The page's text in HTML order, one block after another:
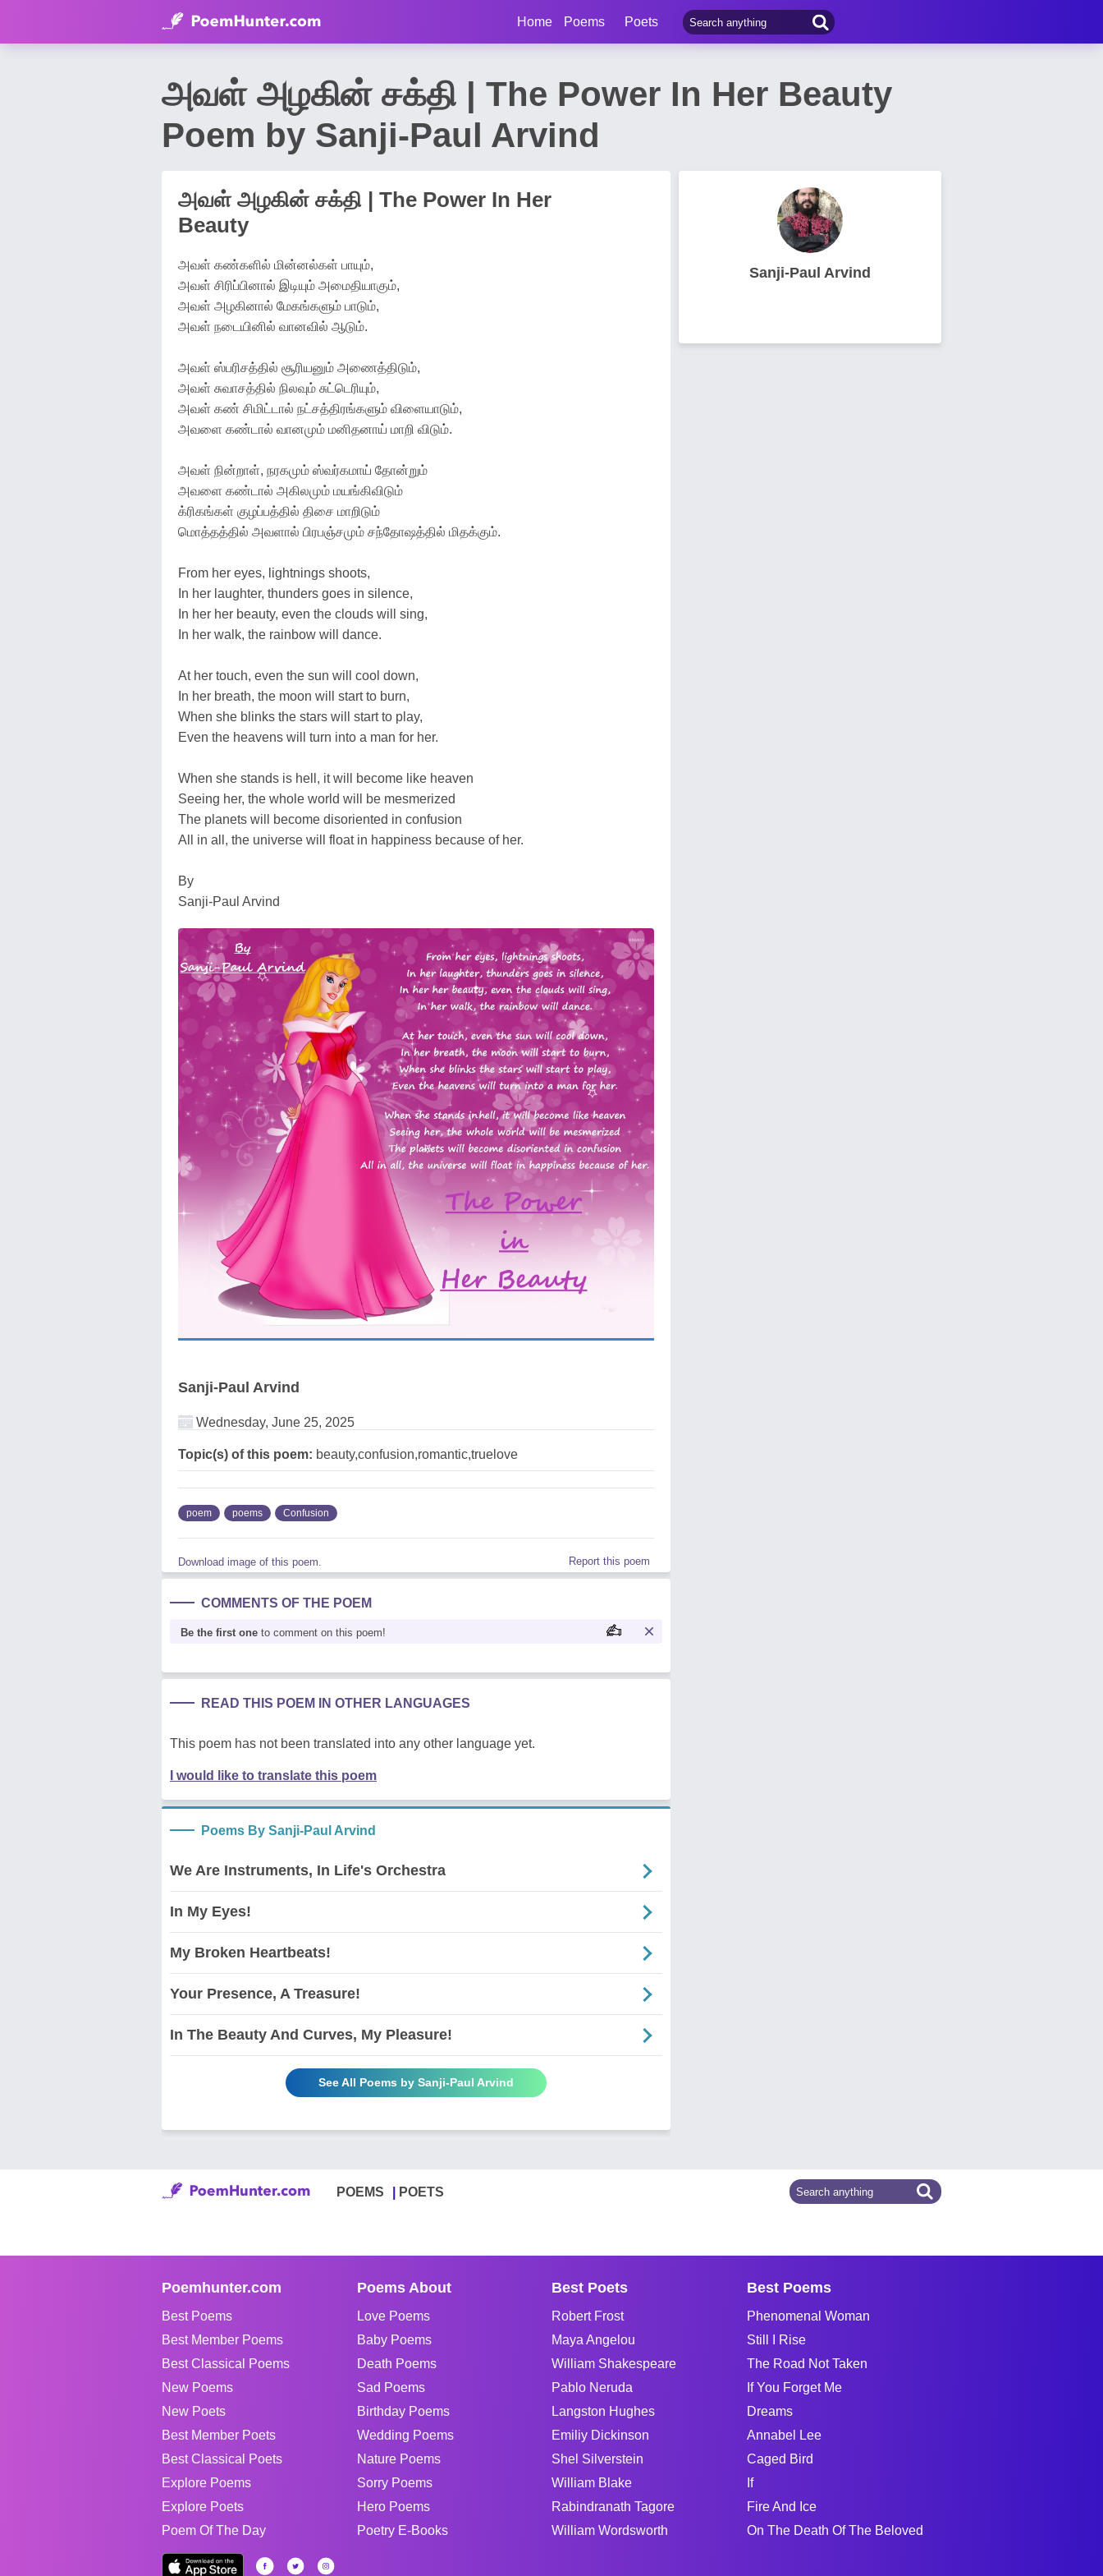
Home Poems Poets
அவள் அழகின் சக்தி | The Power In Her Beauty
Poem by Sanji-Paul Arvind
அவள் அழகின் சக்தி | The Power In Her
Beauty
அவள் கண்களில் மின்னல்கள் பாயும்,
அவள் சிரிப்பினால் இடியும் அமைதியாகும்,
அவள் அழகினால் மேகங்களும் பாடும்,
அவள் நடையினில் வானவில் ஆடும்.
அவள் ஸ்பரிசத்தில் சூரியனும் அணைத்திடும்,
அவள் சுவாசத்தில் நிலவும் சுட்டெரியும்,
அவள் கண் சிமிட்டால் நட்சத்திரங்களும் விளையாடும்,
அவளை கண்டால் வானமும் மனிதனாய் மாறி விடும்.
அவள் நின்றாள், நரகமும் ஸ்வர்கமாய் தோன்றும்
அவளை கண்டால் அகிலமும் மயங்கிவிடும்
க்ரிகங்கள் குழப்பத்தில் திசை மாறிடும்
மொத்தத்தில் அவளால் பிரபஞ்சமும் சந்தோஷத்தில் மிதக்கும்.
From her eyes, lightnings shoots,
In her laughter, thunders goes in silence,
In her her beauty, even the clouds will sing,
In her walk, the rainbow will dance.
At her touch, even the sun will cool down,
In her breath, the moon will start to burn,
When she blinks the stars will start to play,
Even the heavens will turn into a man for her.
When she stands is hell, it will become like heaven
Seeing her, the whole world will be mesmerized
The planets will become disoriented in confusion
All in all, the universe will float in happiness because of her.
By
Sanji-Paul Arvind
Sanji-Paul Arvind
Wednesday, June 25, 2025
Topic(s) of this poem: beauty,confusion,romantic,truelove
poem poems Confusion
Download image of this poem. Report this poem
COMMENTS OF THE POEM
Be the first one to comment on this poem!
READ THIS POEM IN OTHER LANGUAGES
This poem has not been translated into any other language yet.
I would like to translate this poem
Poems By Sanji-Paul Arvind
We Are Instruments, In Life's Orchestra
In My Eyes!
My Broken Heartbeats!
Your Presence, A Treasure!
In The Beauty And Curves, My Pleasure!
See All Poems by Sanji-Paul Arvind
Sanji-Paul Arvind
POEMS POETS
Poemhunter.com
Best Poems
Best Member Poems
Best Classical Poems
New Poems
New Poets
Best Member Poets
Best Classical Poets
Explore Poems
Explore Poets
Poem Of The Day
Poems About
Love Poems
Baby Poems
Death Poems
Sad Poems
Birthday Poems
Wedding Poems
Nature Poems
Sorry Poems
Hero Poems
Poetry E-Books
Best Poets
Robert Frost
Maya Angelou
William Shakespeare
Pablo Neruda
Langston Hughes
Emiliy Dickinson
Shel Silverstein
William Blake
Rabindranath Tagore
William Wordsworth
Best Poems
Phenomenal Woman
Still I Rise
The Road Not Taken
If You Forget Me
Dreams
Annabel Lee
Caged Bird
If
Fire And Ice
On The Death Of The Beloved